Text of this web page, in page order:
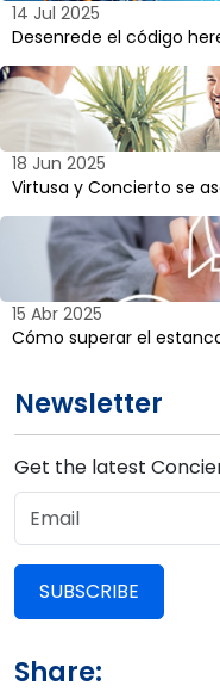
14 Jul 2025
Desenrede el código
18 Jun 2025
Virtusa y Concierto se
15 Abr 2025
Cómo superar el
Newsletter
Get the latest
SUBSCRIBE
Share: